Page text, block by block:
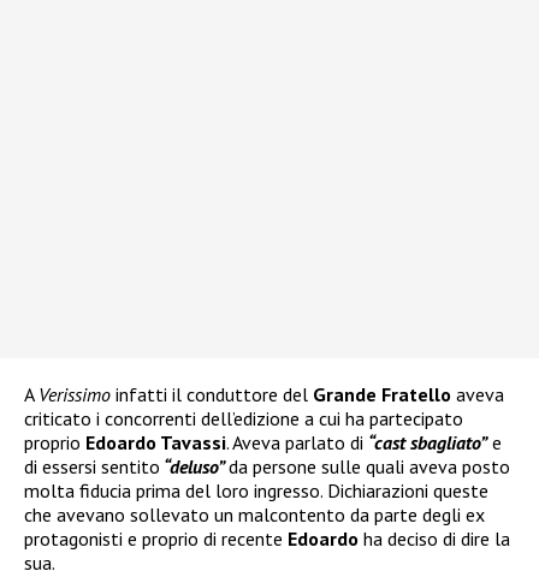
A Verissimo infatti il conduttore del Grande Fratello aveva
criticato i concorrenti dell’edizione a cui ha partecipato
proprio Edoardo Tavassi. Aveva parlato di “cast sbagliato”e
di essersi sentito “deluso”da persone sulle quali aveva posto
molta fiducia prima del loro ingresso. Dichiarazioni queste
che avevano sollevato un malcontento da parte degli ex
protagonisti e proprio di recente Edoardo ha deciso di dire la
sua.